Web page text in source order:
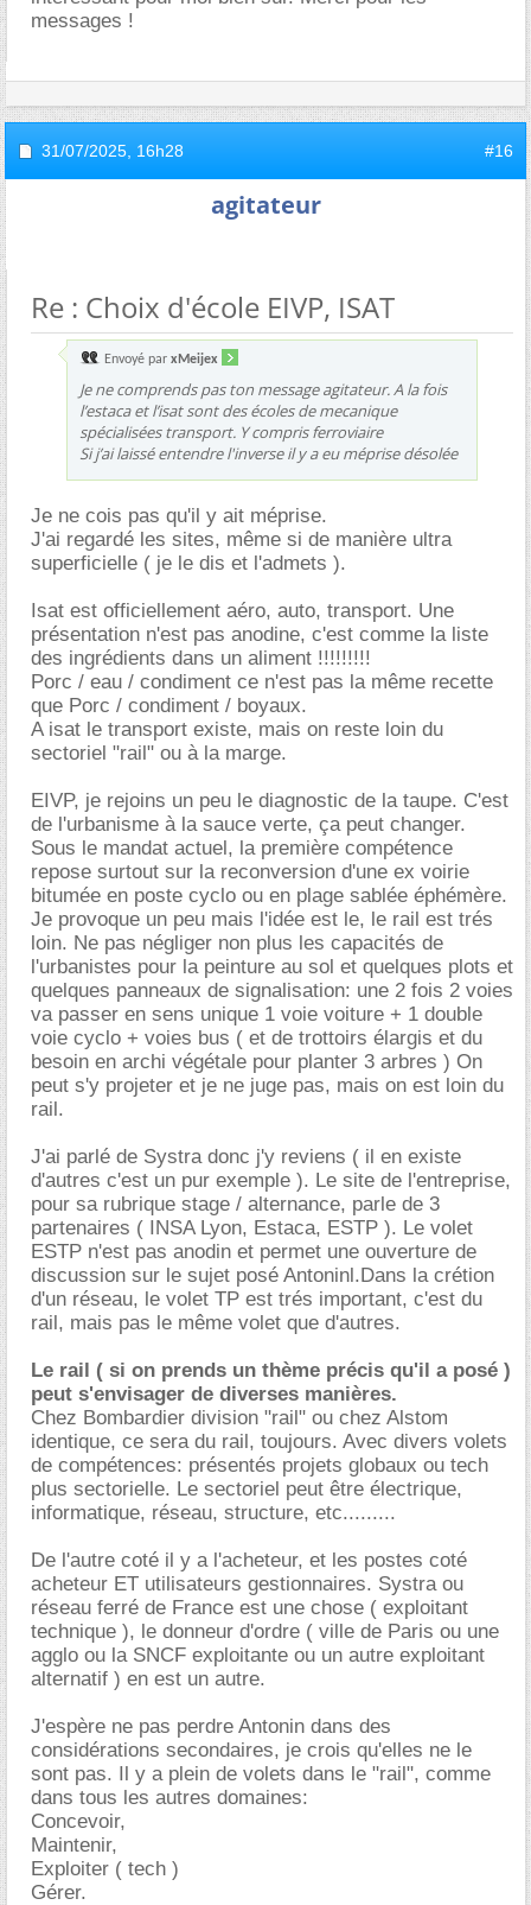
messages !
31/07/2025, 16h28 #16
agitateur
Re : Choix d'école EIVP, ISAT
Envoyé par xMeijex
Je ne comprends pas ton message agitateur. A la fois
l’estaca et l’isat sont des écoles de mecanique
spécialisées transport. Y compris ferroviaire
Si j’ai laissé entendre l'inverse il y a eu méprise désolée
Je ne cois pas qu'il y ait méprise.
J'ai regardé les sites, même si de manière ultra
superficielle ( je le dis et l'admets ).
Isat est officiellement aéro, auto, transport. Une
présentation n'est pas anodine, c'est comme la liste
des ingrédients dans un aliment !!!!!!!!!
Porc / eau / condiment ce n'est pas la même recette
que Porc / condiment / boyaux.
A isat le transport existe, mais on reste loin du
sectoriel "rail" ou à la marge.
EIVP, je rejoins un peu le diagnostic de la taupe. C'est
de l'urbanisme à la sauce verte, ça peut changer.
Sous le mandat actuel, la première compétence
repose surtout sur la reconversion d'une ex voirie
bitumée en poste cyclo ou en plage sablée éphémère.
Je provoque un peu mais l'idée est le, le rail est trés
loin. Ne pas négliger non plus les capacités de
l'urbanistes pour la peinture au sol et quelques plots et
quelques panneaux de signalisation: une 2 fois 2 voies
va passer en sens unique 1 voie voiture + 1 double
voie cyclo + voies bus ( et de trottoirs élargis et du
besoin en archi végétale pour planter 3 arbres ) On
peut s'y projeter et je ne juge pas, mais on est loin du
rail.
J'ai parlé de Systra donc j'y reviens ( il en existe
d'autres c'est un pur exemple ). Le site de l'entreprise,
pour sa rubrique stage / alternance, parle de 3
partenaires ( INSA Lyon, Estaca, ESTP ). Le volet
ESTP n'est pas anodin et permet une ouverture de
discussion sur le sujet posé Antoninl.Dans la crétion
d'un réseau, le volet TP est trés important, c'est du
rail, mais pas le même volet que d'autres.
Le rail ( si on prends un thème précis qu'il a posé )
peut s'envisager de diverses manières.
Chez Bombardier division "rail" ou chez Alstom
identique, ce sera du rail, toujours. Avec divers volets
de compétences: présentés projets globaux ou tech
plus sectorielle. Le sectoriel peut être électrique,
informatique, réseau, structure, etc.........
De l'autre coté il y a l'acheteur, et les postes coté
acheteur ET utilisateurs gestionnaires. Systra ou
réseau ferré de France est une chose ( exploitant
technique ), le donneur d'ordre ( ville de Paris ou une
agglo ou la SNCF exploitante ou un autre exploitant
alternatif ) en est un autre.
J'espère ne pas perdre Antonin dans des
considérations secondaires, je crois qu'elles ne le
sont pas. Il y a plein de volets dans le "rail", comme
dans tous les autres domaines:
Concevoir,
Maintenir,
Exploiter ( tech )
Gérer.